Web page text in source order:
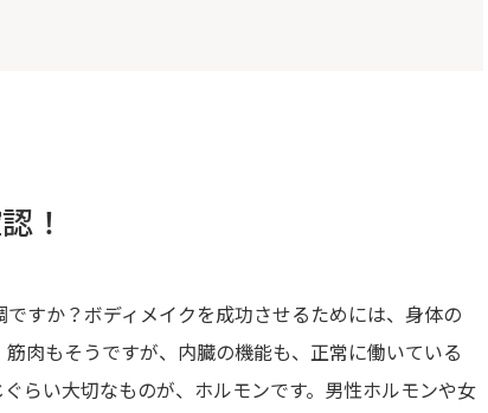
！
すか？ボディメイクを成功させるためには、身体の
肉もそうですが、内臓の機能も、正常に働いている
らい大切なものが、ホルモンです。男性ホルモンや女